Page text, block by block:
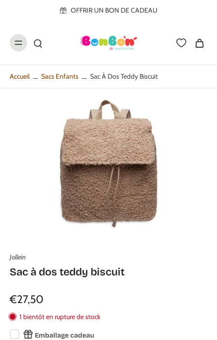
OFFRIR UN BON DE CADEAU
Accueil Sacs Enfants Sac À Dos Teddy Biscuit
Jollein
Sac à dos teddy biscuit
€27,50
1 bientôt en rupture de stock
Emballage cadeau